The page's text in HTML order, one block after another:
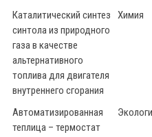
Каталитический синтез
синтола из природного
газа в качестве
альтернативного
топлива для двигателя
внутреннего сгорания
Химия
Автоматизированная
теплица – термостат